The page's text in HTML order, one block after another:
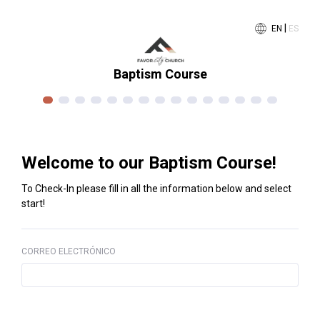
EN ES
Baptism Course
Welcome to our Baptism Course!
To Check-In please fill in all the information below and select
start!
CORREO ELECTRÓNICO